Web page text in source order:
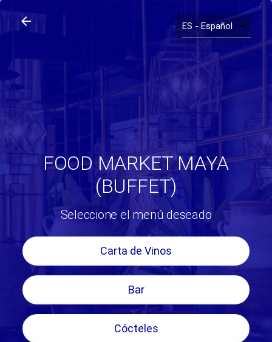
arrow_back search home
arrow_back
FOOD MARKET MAYA
(BUFFET)
Seleccione el menú deseado
Carta de Vinos
Bar
Cócteles